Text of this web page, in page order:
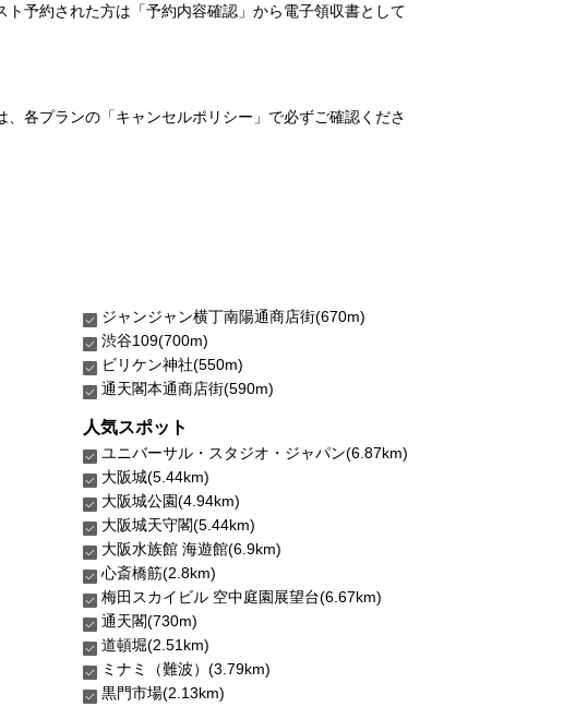
予約された方は「予約内容確認」から電子領収書として
各プランの「キャンセルポリシー」で必ずご確認くださ
ジャンジャン横丁南陽通商店街(670m)
渋谷109(700m)
ビリケン神社(550m)
通天閣本通商店街(590m)
人気スポット
ユニバーサル・スタジオ・ジャパン(6.87km)
大阪城(5.44km)
大阪城公園(4.94km)
大阪城天守閣(5.44km)
大阪水族館 海遊館(6.9km)
心斎橋筋(2.8km)
梅田スカイビル 空中庭園展望台(6.67km)
通天閣(730m)
道頓堀(2.51km)
ミナミ（難波）(3.79km)
黒門市場(2.13km)